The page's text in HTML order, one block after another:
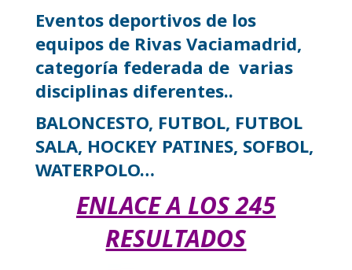
Eventos deportivos de los
equipos de Rivas Vaciamadrid,
categoría federada de varias
disciplinas diferentes..
BALONCESTO, FUTBOL, FUTBOL
SALA, HOCKEY PATINES, SOFBOL,
WATERPOLO…
ENLACE A LOS 245
RESULTADOS